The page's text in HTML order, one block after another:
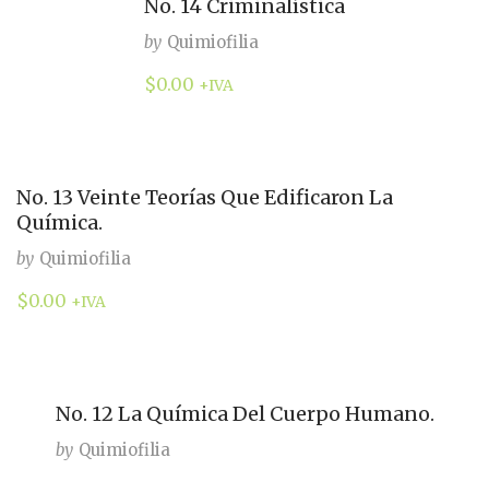
No. 14 Criminalística
by Quimiofilia
$0.00 +IVA
No. 13 Veinte Teorías Que Edificaron La
Química.
by Quimiofilia
$0.00 +IVA
No. 12 La Química Del Cuerpo Humano.
by Quimiofilia